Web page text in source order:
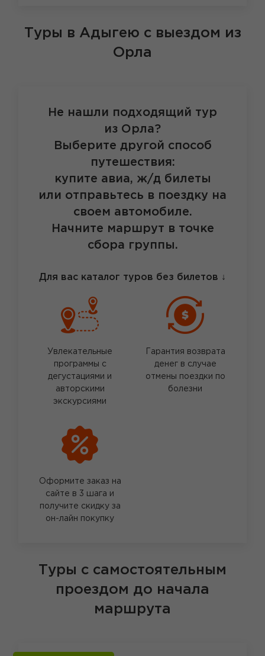
Туры в Адыгею с выездом из
Орла
Не нашли подходящий тур
из Орла?
Выберите другой способ
путешествия:
купите авиа, ж/д билеты
или отправьтесь в поездку на
своем автомобиле.
Начните маршрут в точке
сбора группы.
Для вас каталог туров без билетов ↓
Увлекательные
программы с
дегустациями и
авторскими
экскурсиями
Гарантия возврата
денег в случае
отмены поездки по
болезни
Оформите заказ на
сайте в 3 шага и
получите скидку за
он-лайн покупку
Туры с самостоятельным
проездом до начала
маршрута